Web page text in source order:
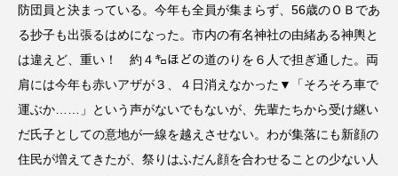
防団員と決まっている。今年も全員が集まらず、56歳のＯＢであ
る抄子も出張るはめになった。市内の有名神社の由緒ある神輿と
は違えど、重い！ 約４㌔ほどの道のりを６人で担ぎ通した。両
肩には今年も赤いアザが３、４日消えなかった▼「そろそろ車で
運ぶか……」という声がないでもないが、先輩たちから受け継い
だ氏子としての意地が一線を越えさせない。わが集落にも新顔の
住民が増えてきたが、祭りはふだん顔を合わせることの少ない人